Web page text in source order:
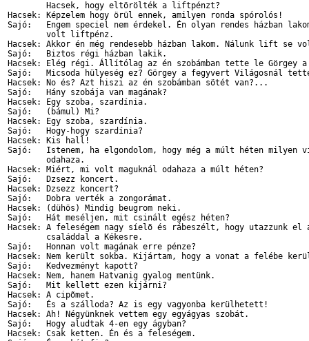
        Hacsek, hogy eltörölték a liftpénzt?
Hacsek: Képzelem hogy örül ennek, amilyen ronda spórolós!
Sajó:   Engem speciel nem érdekel. Én olyan rendes házban
        volt liftpénz.
Hacsek: Akkor én még rendesebb házban lakom. Nálunk lift se
Sajó:   Biztos régi házban lakik.
Hacsek: Elég régi. Állítólag az én szobámban tette le Görgey
Sajó:   Micsoda hülyeség ez? Görgey a fegyvert Világosnál
Hacsek: No és? Azt hiszi az én szobámban sötét van?...
Sajó:   Hány szobája van magának?
Hacsek: Egy szoba, szardínia.
Sajó:   (bámul) Mi?
Hacsek: Egy szoba, szardínia.
Sajó:   Hogy-hogy szardínia?
Hacsek: Kis hall!
Sajó:   Istenem, ha elgondolom, hogy még a múlt héten milyen
        odahaza.
Hacsek: Miért, mi volt maguknál odahaza a múlt héten?
Sajó:   Dzsezz koncert.
Hacsek: Dzsezz koncert?
Sajó:   Dobra verték a zongorámat.
Hacsek: (dühös) Mindig beugrom neki.
Sajó:   Hát meséljen, mit csinált egész héten?
Hacsek: A feleségem nagy síelõ és rábeszélt, hogy utazzunk el
        családdal a Kékesre.
Sajó:   Honnan volt magának erre pénze?
Hacsek: Nem került sokba. Kijártam, hogy a vonat a felébe
Sajó:   Kedvezményt kapott?
Hacsek: Nem, hanem Hatvanig gyalog mentünk.
Sajó:   Mit kellett ezen kijárni?
Hacsek: A cipõmet.
Sajó:   És a szálloda? Az is egy vagyonba kerülhetett!
Hacsek: Ah! Négyünknek vettem egy egyágyas szobát.
Sajó:   Hogy aludtak 4-en egy ágyban?
Hacsek: Csak ketten. Én és a feleségem.